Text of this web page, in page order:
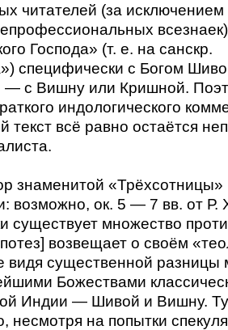
читателей (за исключением
Господа» (т. е. на санскр.
специфически с Богом
с Вишну или Кришной.
индологического
текст всё равно остаётся
знаменитой «Трёхсотницы»
возможно, ок. 5 — 7 вв. от Р.
существует множество
возвещает о своём
видя существенной разницы
Божествами
Индии — Шивой и Вишну.
несмотря на попытки